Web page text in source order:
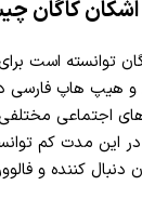
اشکان کاگان
توانسته است
و هیپ هاپ فارسی
اجتماعی مختلفی
این مدت کم
کننده و